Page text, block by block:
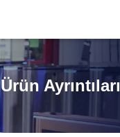
Ürün Ayrıntıları